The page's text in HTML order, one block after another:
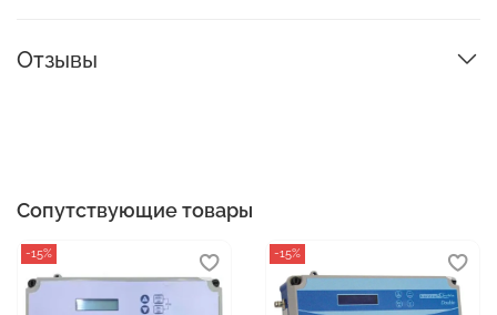
Отзывы
Сопутствующие товары
-15% -15%